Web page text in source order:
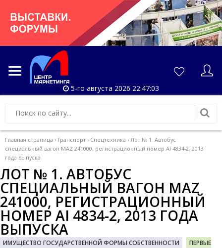
5-го августа 2026 22:47:03
Главная страница › Транспорт › Спецтехника › Лот № 1. Автобус
специальный вагон MAZ 241000, регистрационный номер AI 4834-2, 2013
года выпуска
ЛОТ № 1. АВТОБУС
СПЕЦИАЛЬНЫЙ ВАГОН MAZ
241000, РЕГИСТРАЦИОННЫЙ
НОМЕР AI 4834-2, 2013 ГОДА
ВЫПУСКА
ИМУЩЕСТВО ГОСУДАРСТВЕННОЙ ФОРМЫ СОБСТВЕННОСТИ
ПЕРВЫЕ